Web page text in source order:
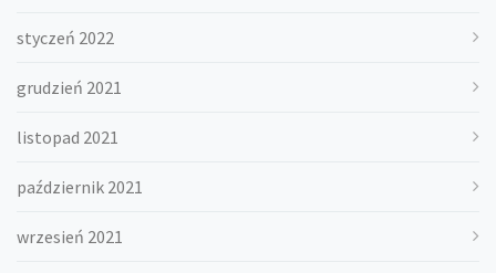
styczeń 2022
grudzień 2021
listopad 2021
październik 2021
wrzesień 2021